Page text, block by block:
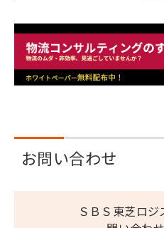
お問い合わせ
ＳＢＳ東芝ロ